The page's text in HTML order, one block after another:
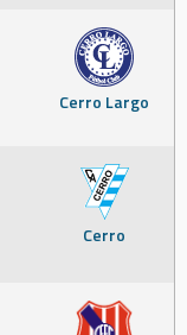
Cerro Largo
Cerro